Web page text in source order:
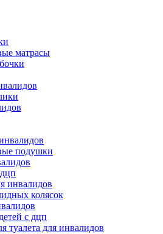
матрасы
подушки
инвалидов
колясок
с дцп
туалета для инвалидов